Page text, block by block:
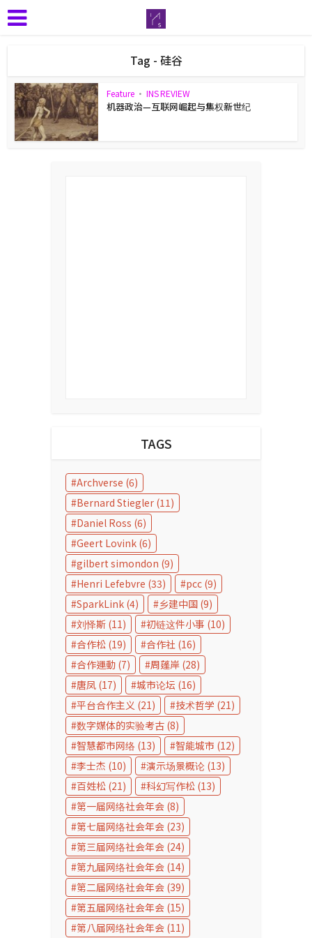
Tag - 硅谷
Feature • INS REVIEW
机器政治—互联网崛起与集权新世纪
TAGS
Archverse (6)
Bernard Stiegler (11)
Daniel Ross (6)
Geert Lovink (6)
gilbert simondon (9)
Henri Lefebvre (33) pcc (9)
SparkLink (4) 乡建中国 (9)
刘怿斯 (11) 初链这件小事 (10)
合作松 (19) 合作社 (16)
合作運動 (7) 周蓬岸 (28)
唐凤 (17) 城市论坛 (16)
平台合作主义 (21) 技术哲学 (21)
数字媒体的实验考古 (8)
智慧都市网络 (13) 智能城市 (12)
李士杰 (10) 演示场景概论 (13)
百姓松 (21) 科幻写作松 (13)
第一届网络社会年会 (8)
第七届网络社会年会 (23)
第三届网络社会年会 (24)
第九届网络社会年会 (14)
第二届网络社会年会 (39)
第五届网络社会年会 (15)
第八届网络社会年会 (11)